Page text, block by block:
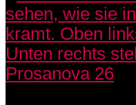
Prosanova 26